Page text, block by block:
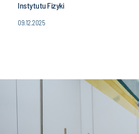
Instytutu Fizyki
09.12.2025